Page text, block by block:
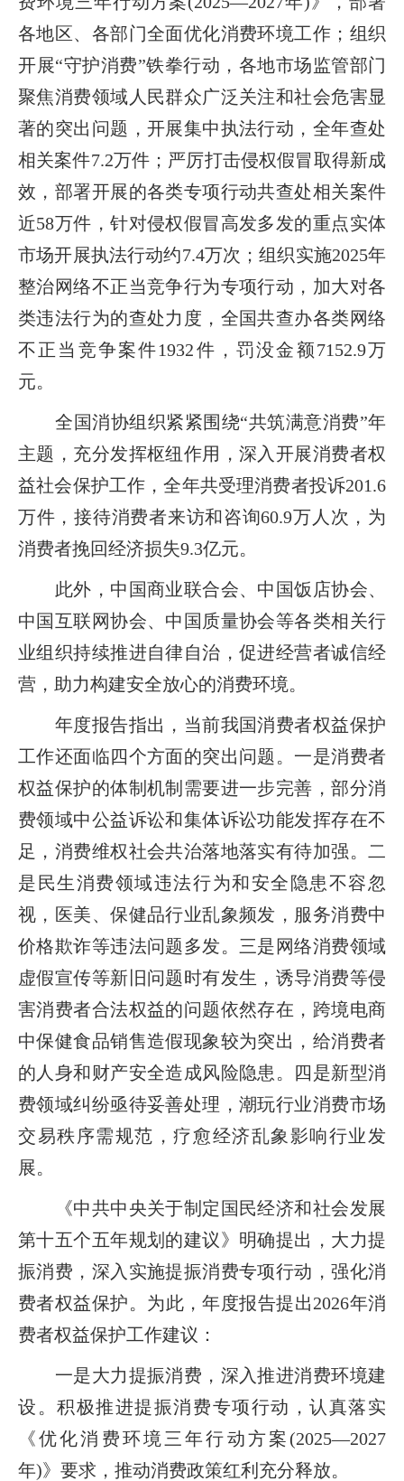
各地区、各部门全面优化消费环境工作；组织
开展“守护消费”铁拳行动，各地市场监管部门
聚焦消费领域人民群众广泛关注和社会危害显
著的突出问题，开展集中执法行动，全年查处
相关案件7.2万件；严厉打击侵权假冒取得新成
效，部署开展的各类专项行动共查处相关案件
近58万件，针对侵权假冒高发多发的重点实体
市场开展执法行动约7.4万次；组织实施2025年
整治网络不正当竞争行为专项行动，加大对各
类违法行为的查处力度，全国共查办各类网络
不正当竞争案件1932件，罚没金额7152.9万
元。
全国消协组织紧紧围绕“共筑满意消费”年
主题，充分发挥枢纽作用，深入开展消费者权
益社会保护工作，全年共受理消费者投诉201.6
万件，接待消费者来访和咨询60.9万人次，为
消费者挽回经济损失9.3亿元。
此外，中国商业联合会、中国饭店协会、
中国互联网协会、中国质量协会等各类相关行
业组织持续推进自律自治，促进经营者诚信经
营，助力构建安全放心的消费环境。
年度报告指出，当前我国消费者权益保护
工作还面临四个方面的突出问题。一是消费者
权益保护的体制机制需要进一步完善，部分消
费领域中公益诉讼和集体诉讼功能发挥存在不
足，消费维权社会共治落地落实有待加强。二
是民生消费领域违法行为和安全隐患不容忽
视，医美、保健品行业乱象频发，服务消费中
价格欺诈等违法问题多发。三是网络消费领域
虚假宣传等新旧问题时有发生，诱导消费等侵
害消费者合法权益的问题依然存在，跨境电商
中保健食品销售造假现象较为突出，给消费者
的人身和财产安全造成风险隐患。四是新型消
费领域纠纷亟待妥善处理，潮玩行业消费市场
交易秩序需规范，疗愈经济乱象影响行业发
展。
《中共中央关于制定国民经济和社会发展
第十五个五年规划的建议》明确提出，大力提
振消费，深入实施提振消费专项行动，强化消
费者权益保护。为此，年度报告提出2026年消
费者权益保护工作建议：
一是大力提振消费，深入推进消费环境建
设。积极推进提振消费专项行动，认真落实
《优化消费环境三年行动方案(2025—2027
年)》要求，推动消费政策红利充分释放。